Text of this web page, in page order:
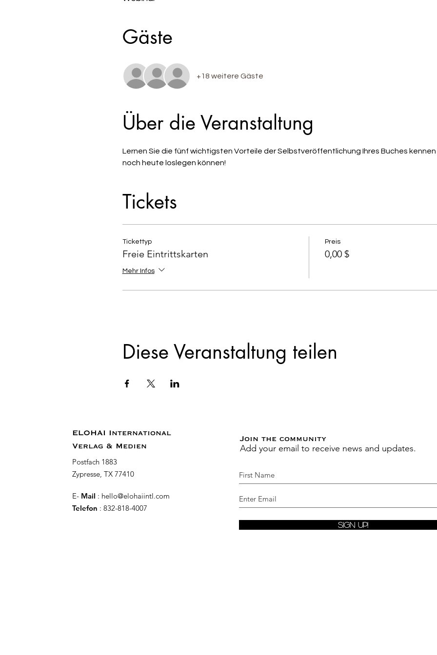
Gäste
+18 weitere Gäste
Über die Veranstaltung
Lernen Sie die fünf wichtigsten Vorteile der Selbstveröffentlichung Ihres Buches kennen
noch heute loslegen können!
Tickets
Tickettyp
Freie Eintrittskarten
Mehr Infos
Preis
0,00 $
Diese Veranstaltung teilen
ELOHAI International
Verlag & Medien
Postfach 1883
Zypresse, TX 77410
E- Mail : hello@elohaiintl.com
Telefon : 832-818-4007
Join the community
Add your email to receive news and updates.
Sign Up!